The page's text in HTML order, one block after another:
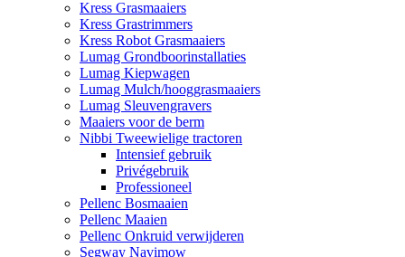
Kress Grasmaaiers
Kress Grastrimmers
Kress Robot Grasmaaiers
Lumag Grondboorinstallaties
Lumag Kiepwagen
Lumag Mulch/hooggrasmaaiers
Lumag Sleuvengravers
Maaiers voor de berm
Nibbi Tweewielige tractoren
Intensief gebruik
Privégebruik
Professioneel
Pellenc Bosmaaien
Pellenc Maaien
Pellenc Onkruid verwijderen
Segway Navimow